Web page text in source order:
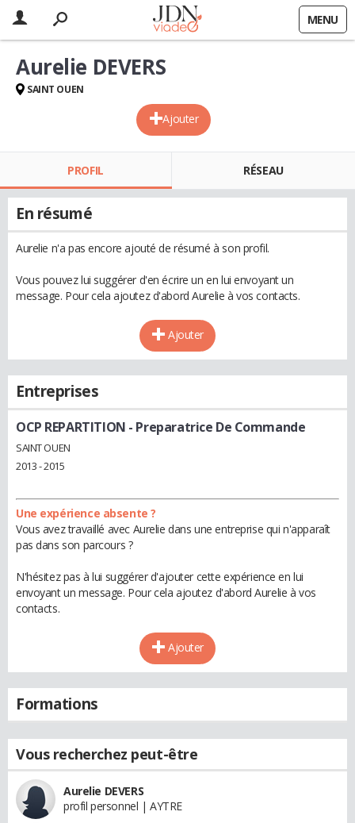
MENU
Ajouter
Aurelie DEVERS
SAINT OUEN
PROFIL RÉSEAU
En résumé
Aurelie n'a pas encore ajouté de résumé à son profil.
Vous pouvez lui suggérer d'en écrire un en lui envoyant un
message. Pour cela ajoutez d'abord Aurelie à vos contacts.
Ajouter
Entreprises
OCP REPARTITION - Preparatrice De Commande
SAINT OUEN
2013 - 2015
Une expérience absente ?
Vous avez travaillé avec Aurelie dans une entreprise qui n'apparaît
pas dans son parcours ?
N'hésitez pas à lui suggérer d'ajouter cette expérience en lui
envoyant un message. Pour cela ajoutez d'abord Aurelie à vos
contacts.
Ajouter
Formations
Vous recherchez peut-être
Aurelie DEVERS
profil personnel | AYTRE